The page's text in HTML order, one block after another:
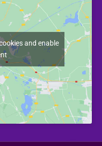
and enable